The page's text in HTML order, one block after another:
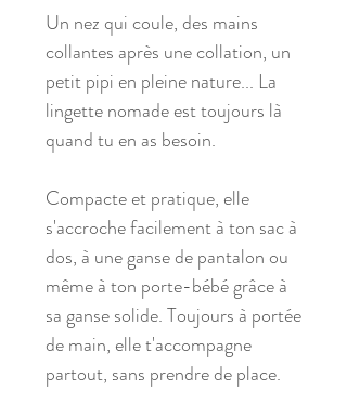
Un nez qui coule, des mains
collantes après une collation, un
petit pipi en pleine nature... La
lingette nomade est toujours là
quand tu en as besoin.
Compacte et pratique, elle
s'accroche facilement à ton sac à
dos, à une ganse de pantalon ou
même à ton porte-bébé grâce à
sa ganse solide. Toujours à portée
de main, elle t'accompagne
partout, sans prendre de place.